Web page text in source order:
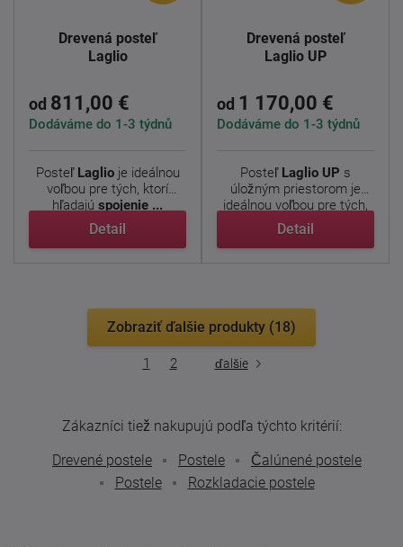
Drevená posteľ
Laglio
od 811,00 €
Dodáváme do 1-3 týdnů
Posteľ Laglioje ideálnou
voľbou pre tých, ktorí
hľadajú spojenie ...
Detail
Drevená posteľ
Laglio UP
od 1 170,00 €
Dodáváme do 1-3 týdnů
Posteľ Laglio UP s
úložným priestorom je
ideálnou voľbou pre tých,
...
Detail
Zobraziť ďalšie produkty (18)
2
1 ďalšie
Zákazníci tiež nakupujú podľa týchto kritérií:
Drevené postele
Postele
Čalúnené postele
Postele
Rozkladacie postele